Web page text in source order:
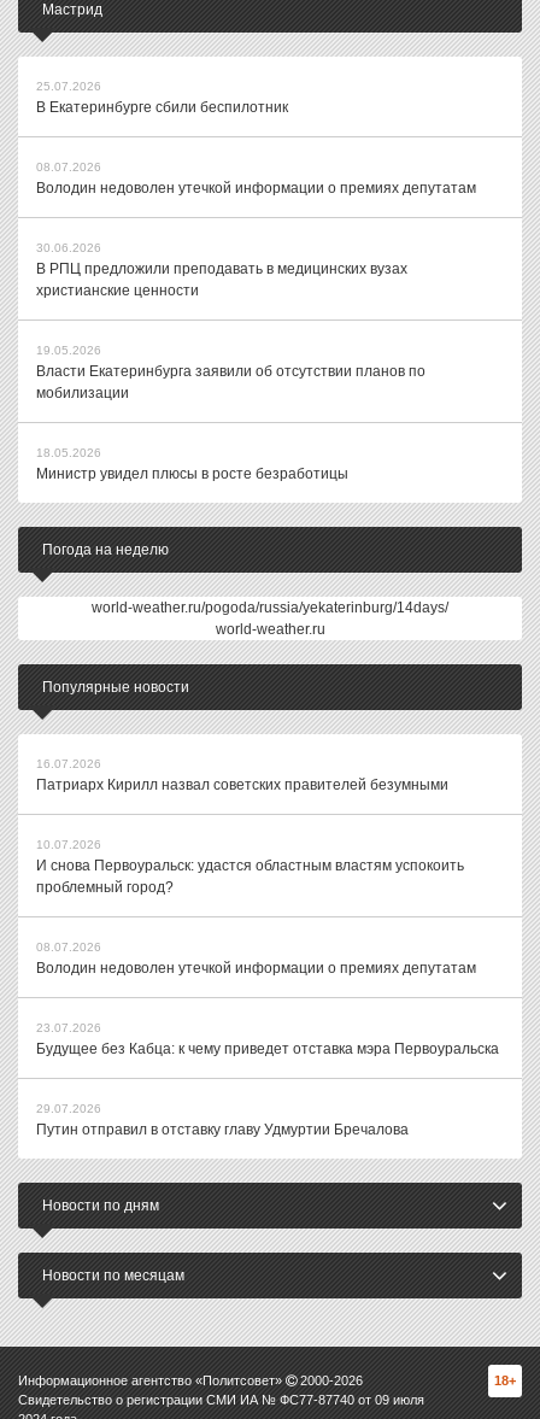
Мастрид
25.07.2026
В Екатеринбурге сбили беспилотник
08.07.2026
Володин недоволен утечкой информации о премиях депутатам
30.06.2026
В РПЦ предложили преподавать в медицинских вузах
христианские ценности
19.05.2026
Власти Екатеринбурга заявили об отсутствии планов по
мобилизации
18.05.2026
Министр увидел плюсы в росте безработицы
Погода на неделю
world-weather.ru/pogoda/russia/yekaterinburg/14days/
world-weather.ru
Популярные новости
16.07.2026
Патриарх Кирилл назвал советских правителей безумными
10.07.2026
И снова Первоуральск: удастся областным властям успокоить
проблемный город?
08.07.2026
Володин недоволен утечкой информации о премиях депутатам
23.07.2026
Будущее без Кабца: к чему приведет отставка мэра Первоуральска
29.07.2026
Путин отправил в отставку главу Удмуртии Бречалова
Новости по дням
Новости по месяцам
Информационное агентство «Политсовет» 2000-2026
Свидетельство о регистрации СМИ ИА № ФС77-87740 от 09 июля
18+